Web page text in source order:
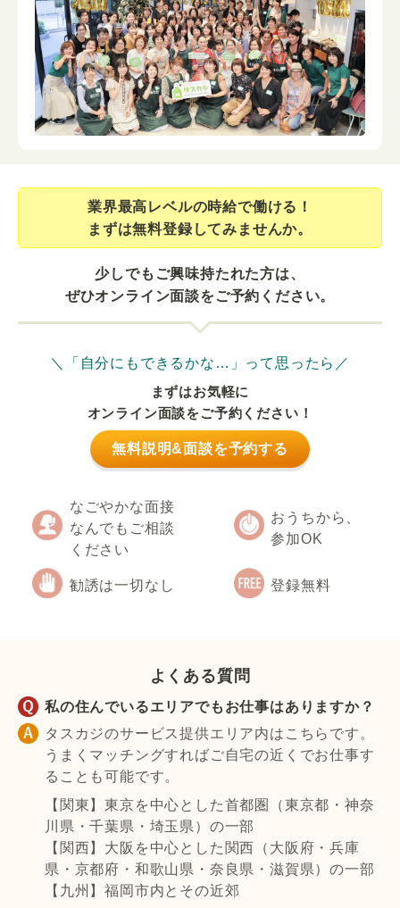
業界最⾼レベルの時給で働ける！
まずは無料登録してみませんか。
少しでもご興味持たれた方は、
ぜひオンライン面談をご予約ください。
＼「自分にもできるかな…」って思ったら／
まずはお気軽に
オンライン面談をご予約ください！
無料説明&面談を予約する
なごやかな面接
なんでもご相談
ください
おうちから、
参加OK
勧誘は一切なし 登録無料
よくある質問
私の住んでいるエリアでもお仕事はありますか？
タスカジのサービス提供エリア内はこちらです。
うまくマッチングすればご自宅の近くでお仕事す
ることも可能です。
【関東】東京を中心とした首都圏（東京都・神奈
川県・千葉県・埼玉県）の一部
【関西】大阪を中心とした関西（大阪府・兵庫
県・京都府・和歌山県・奈良県・滋賀県）の一部
【九州】福岡市内とその近郊